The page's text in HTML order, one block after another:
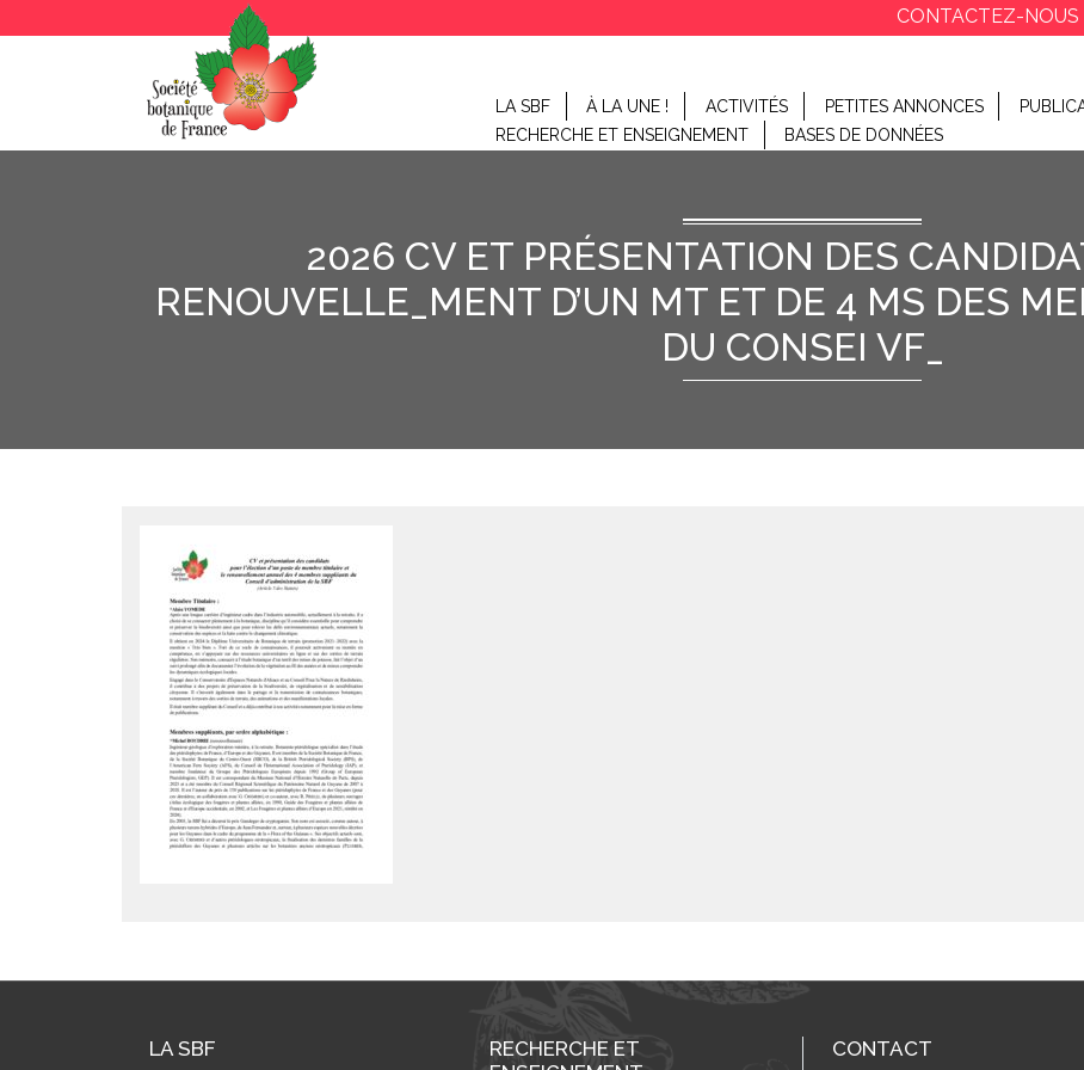
CONTACTEZ-NOUS
LA SBF À LA UNE ! ACTIVITÉS PETITES ANNONCES
RECHERCHE ET ENSEIGNEMENT
BASES DE DONNÉES
2026 CV ET PRÉSENTATION DES
RENOUVELLE_MENT D’UN MT ET DE 4 MS DES
DU CONSEI VF_
LA SBF
RECHERCHE ET
CONTACT